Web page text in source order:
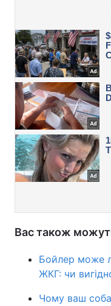
Вас також
Бойлер може
ЖКГ: чи
Чому ваш